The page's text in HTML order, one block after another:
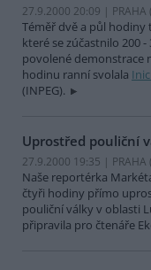
27.9.2000 20:09 | PRAHA
Téměř dvě a půl hodiny
které se zúčastnilo 200
povolené demonstrace
hodinu ranní svolala
(INPEG).
Uprostřed pouliční
27.9.2000 19:35 | PRAHA
Naše reportérka
čtyři hodiny přímo
pouliční války v oblasti
připravila pro čtenáře